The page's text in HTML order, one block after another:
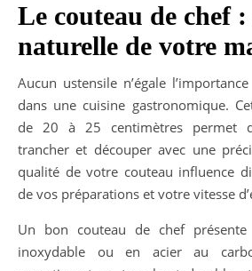
Le couteau de chef
naturelle de votre
Aucun ustensile n’égale
dans une cuisine gastronomique.
de 20 à 25 centimètres permet
trancher et découper avec une
qualité de votre couteau influence
de vos préparations et votre vitesse
Un bon couteau de chef
inoxydable ou en acier au